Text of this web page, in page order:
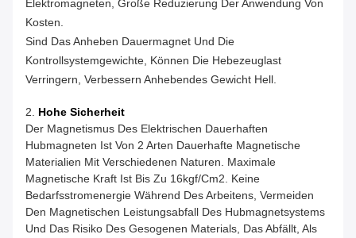
Elektromagneten, Große Reduzierung Der Anwendung Von
Kosten.
Sind Das Anheben Dauermagnet Und Die
Kontrollsystemgewichte, Können Die Hebezeuglast
Verringern, Verbessern Anhebendes Gewicht Hell.
2. Hohe Sicherheit
Der Magnetismus Des Elektrischen Dauerhaften
Hubmagneten Ist Von 2 Arten Dauerhafte Magnetische
Materialien Mit Verschiedenen Naturen. Maximale
Magnetische Kraft Ist Bis Zu 16kgf/cm2. Keine
Bedarfsstromenergie Während Des Arbeitens, Vermeiden
Den Magnetischen Leistungsabfall Des Hubmagnetsystems
Und Das Risiko Des Gesogenen Materials, Das Abfällt, Als